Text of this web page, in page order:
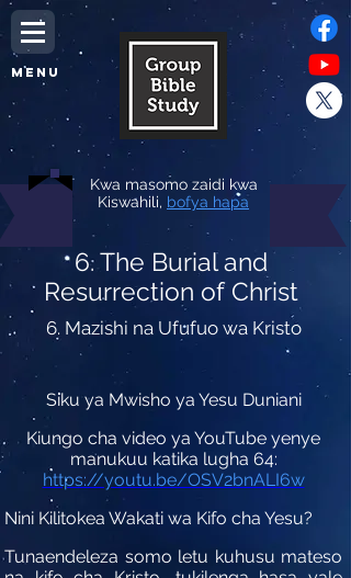
MENU
Kwa masomo zaidi kwa
Kiswahili, bofya hapa
6. The Burial and
Resurrection of Christ
6. Mazishi na Ufufuo wa Kristo
Siku ya Mwisho ya Yesu Duniani
Kiungo cha video ya YouTube yenye
manukuu katika lugha 64:
https://youtu.be/OSV2bnALI6w
Nini Kilitokea Wakati wa Kifo cha Yesu?
Tunaendeleza somo letu kuhusu mateso